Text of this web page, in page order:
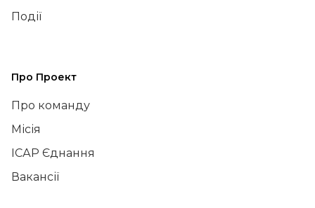
Події
Про Проект
Про команду
Місія
ІСАР Єднання
Вакансії